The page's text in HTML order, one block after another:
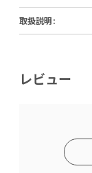
取扱説明:
レビュー